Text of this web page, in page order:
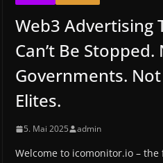
Web3 Advertising
Can’t Be Stopped.
Governments.
Elites.
5. Mai 2025 admin
Welcome to icomonitor.io –